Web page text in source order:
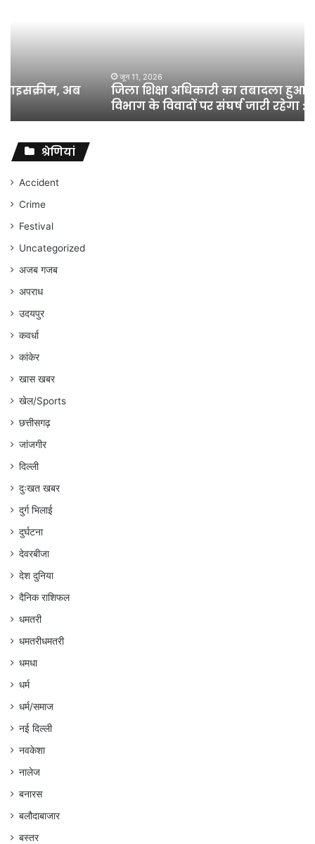
विभाग
विवादों
संघर्ष
जारी
रहेगा
अंकित
गौरहा
जिला शिक्षा अधिकारी का तबादला हुआ, लेकिन शिक्षा
विभाग के विवादों पर संघर्ष जारी रहेगा : अंकित गौरहा
श्रेणियां
Accident
Crime
Festival
Uncategorized
अजब गजब
अपराध
उदयपुर
कवर्धा
कांकेर
खास खबर
खेल/Sports
छत्तीसगढ़
जांजगीर
दिल्ली
दुःखत खबर
दुर्ग भिलाई
दुर्घटना
देवरबीजा
देश दुनिया
दैनिक राशिफल
धमतरी
धमतरीधमतरी
धमधा
धर्म
धर्म/समाज
नई दिल्ली
नवकेशा
नालेज
बनारस
बलौदाबाजार
बस्तर